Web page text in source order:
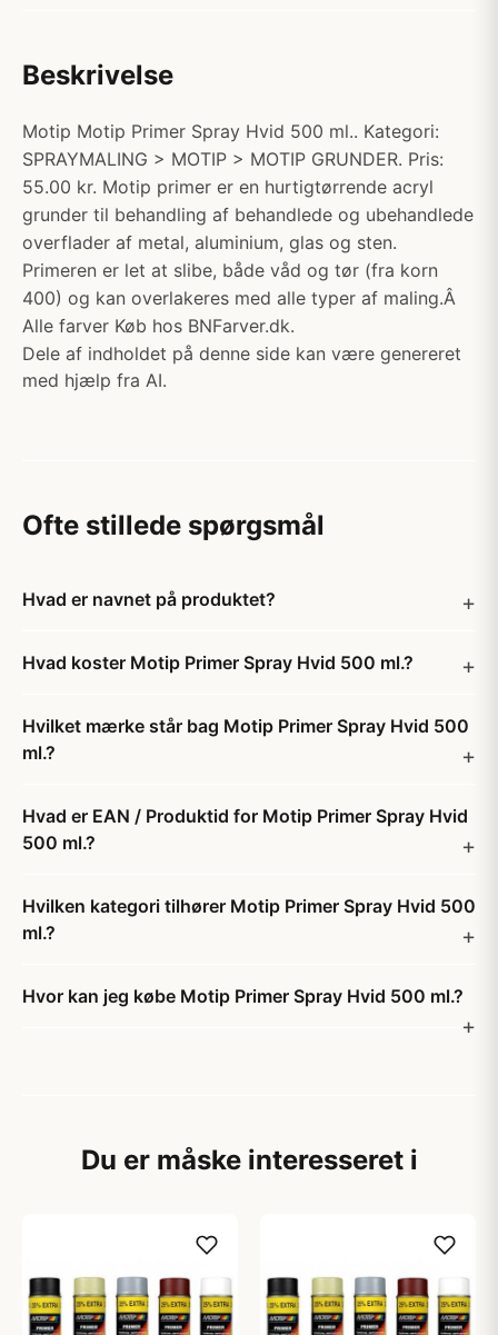
Beskrivelse
Motip Motip Primer Spray Hvid 500 ml.. Kategori:
SPRAYMALING > MOTIP > MOTIP GRUNDER. Pris:
55.00 kr. Motip primer er en hurtigtørrende acryl
grunder til behandling af behandlede og ubehandlede
overflader af metal, aluminium, glas og sten.
Primeren er let at slibe, både våd og tør (fra korn
400) og kan overlakeres med alle typer af maling.Â
Alle farver Køb hos BNFarver.dk.
Dele af indholdet på denne side kan være genereret
med hjælp fra AI.
Ofte stillede spørgsmål
Hvad er navnet på produktet?
Hvad koster Motip Primer Spray Hvid 500 ml.?
Hvilket mærke står bag Motip Primer Spray Hvid 500
ml.?
Hvad er EAN / Produktid for Motip Primer Spray Hvid
500 ml.?
Hvilken kategori tilhører Motip Primer Spray Hvid 500
ml.?
Hvor kan jeg købe Motip Primer Spray Hvid 500 ml.?
Du er måske interesseret i